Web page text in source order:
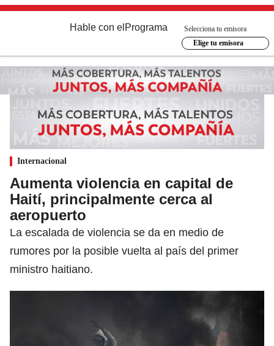
Hable con el Programa
Selecciona tu emisora
Elige tu emisora
Internacional
Aumenta violencia en capital de
Haití, principalmente cerca al
aeropuerto
La escalada de violencia se da en medio de
rumores por la posible vuelta al país del primer
ministro haitiano.